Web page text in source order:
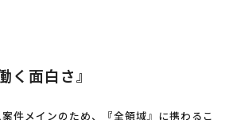
く面白さ』
件メインのため、『全領域』に携わるこ